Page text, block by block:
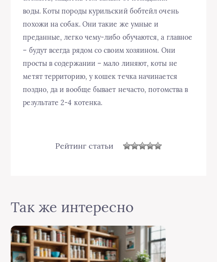
воды. Коты породы курильский бобтейл очень
похожи на собак. Они такие же умные и
преданные, легко чему-либо обучаются, а главное
– будут всегда рядом со своим хозяином. Они
просты в содержании – мало линяют, коты не
метят территорию, у кошек течка начинается
поздно, да и вообще бывает нечасто, потомства в
результате 2-4 котенка.
Рейтинг статьи
Так же интересно